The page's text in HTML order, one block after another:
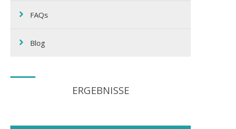
FAQs
Blog
ERGEBNISSE